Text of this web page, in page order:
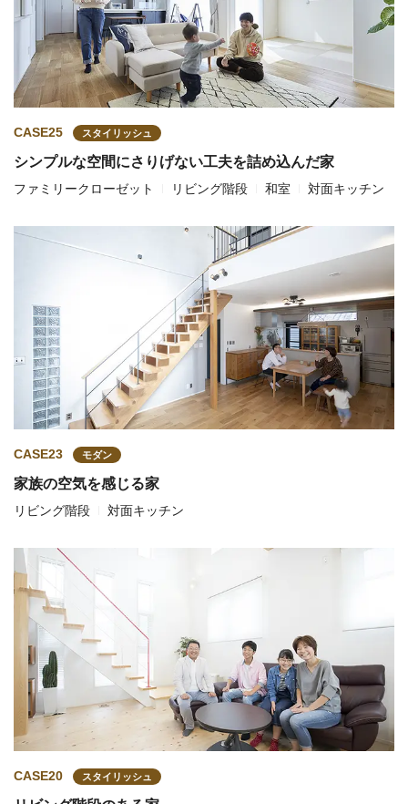
CASE25 スタイリッシュ
シンプルな空間にさりげない工夫を詰め込んだ家
ファミリークローゼット リビング階段 和室 対面キッチン
CASE23 モダン
家族の空気を感じる家
リビング階段 対面キッチン
CASE20 スタイリッシュ